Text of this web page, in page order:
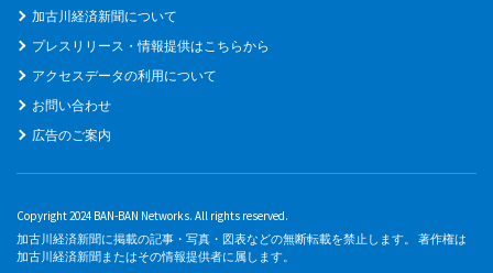
加古川経済新聞について
プレスリリース・情報提供はこちらから
アクセスデータの利用について
お問い合わせ
広告のご案内
Copyright 2024 BAN-BAN Networks. All rights reserved.
加古川経済新聞に掲載の記事・写真・図表などの無断転載を禁止します。 著作権は
加古川経済新聞またはその情報提供者に属します。